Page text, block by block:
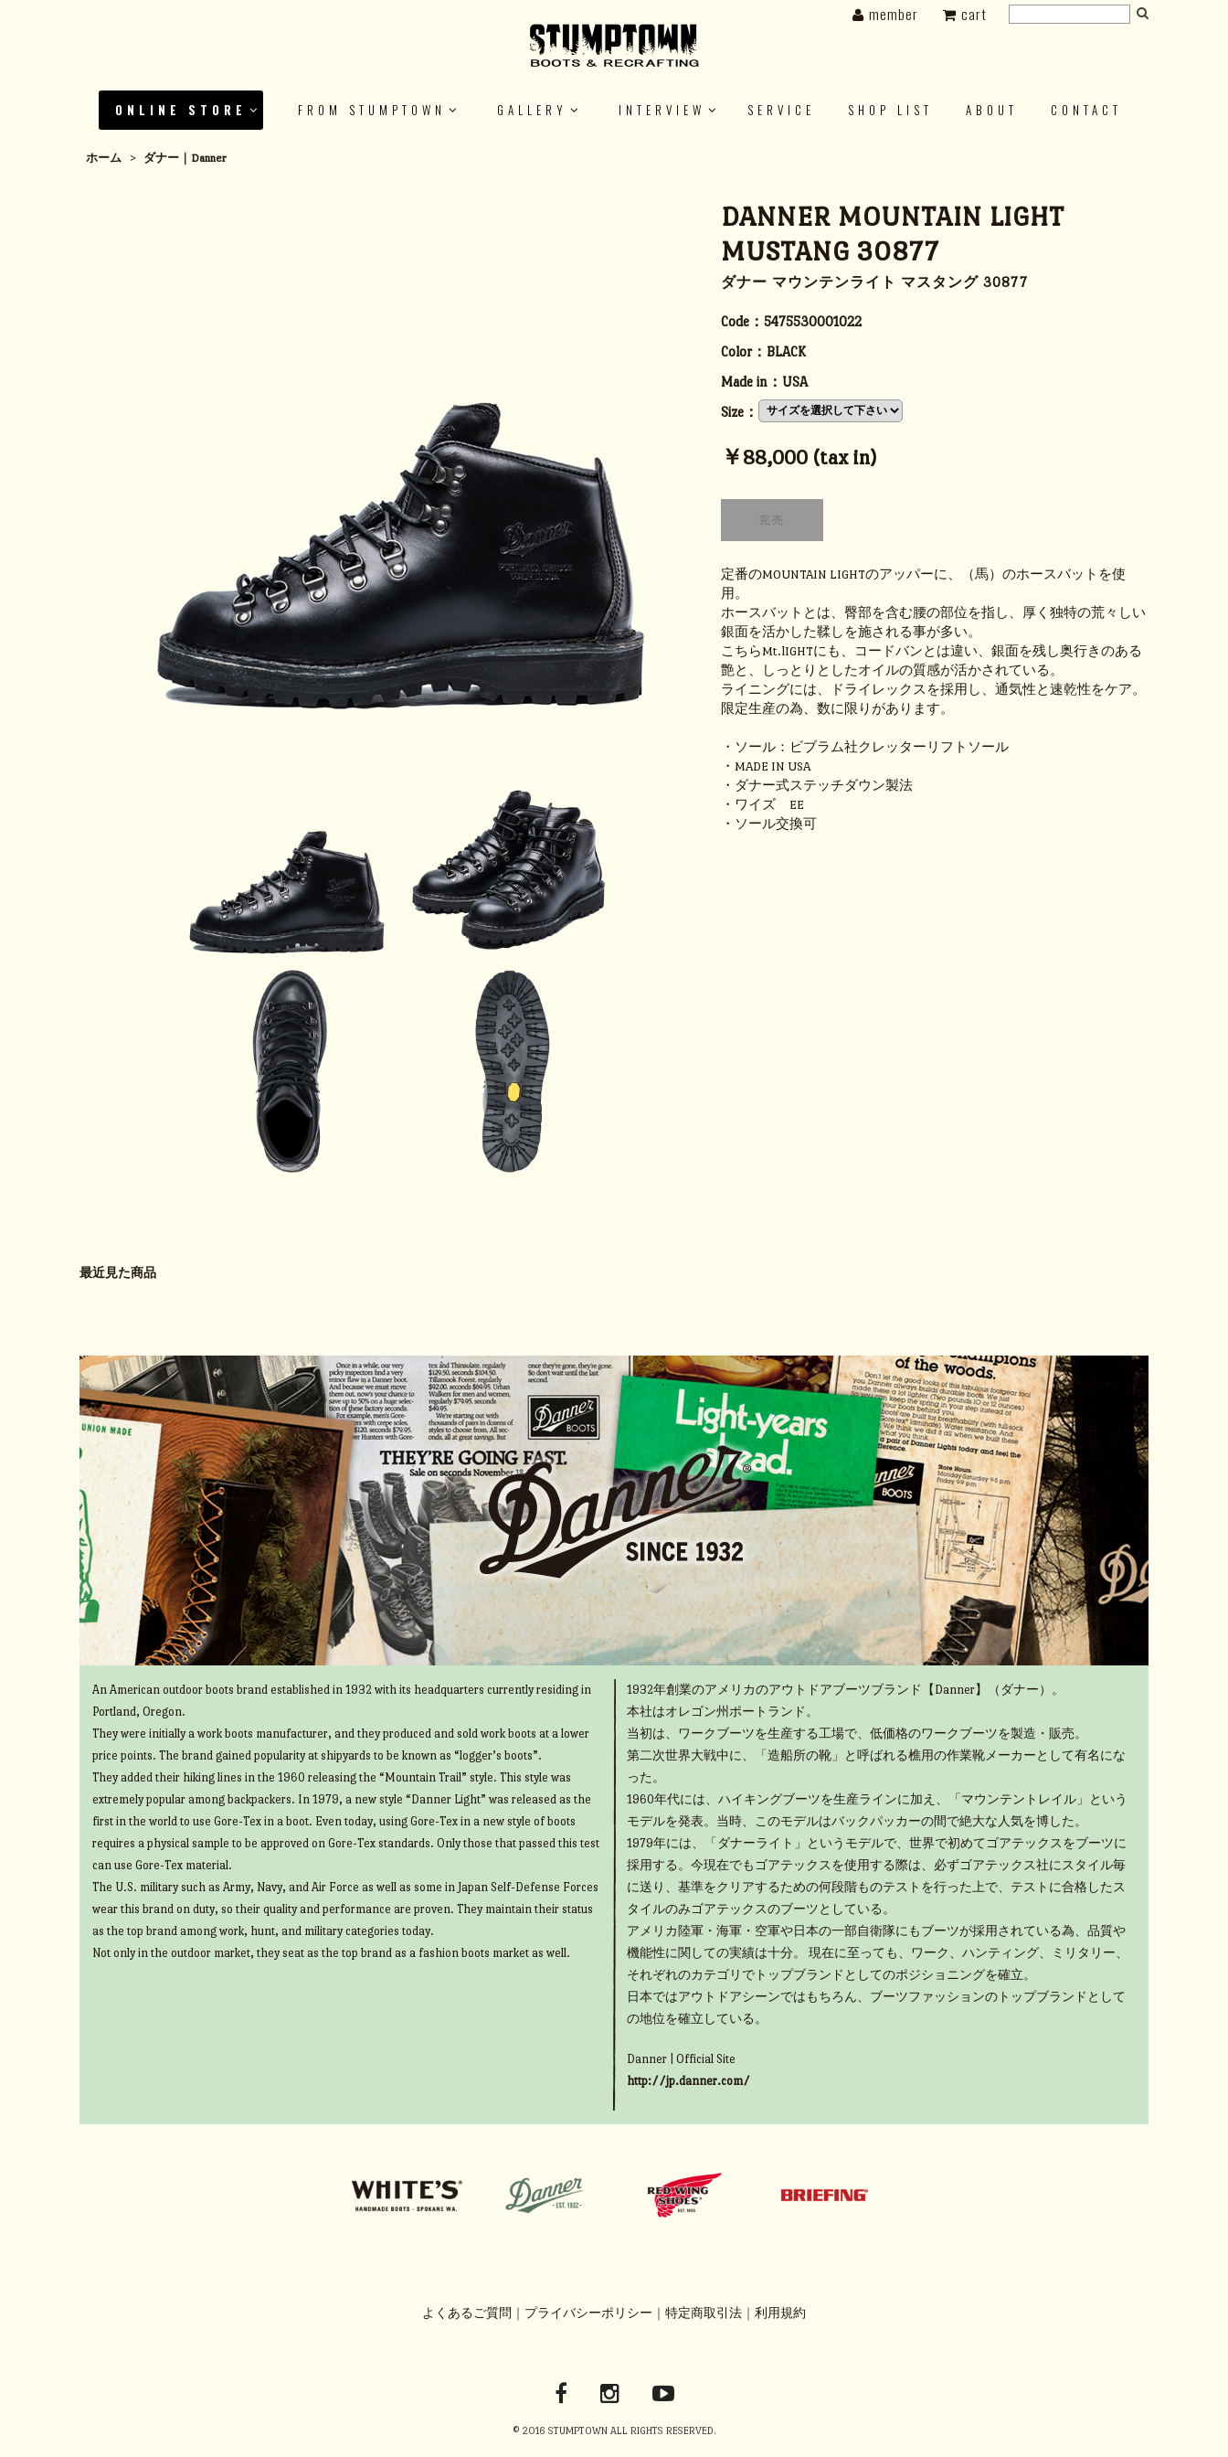
ONLINE STORE FROM STUMPTOWN GALLERY INTERVIEW SERVICE SHOP LIST ABOUT CONTACT
member cart
ホーム > ダナー｜Danner
DANNER MOUNTAIN LIGHT
MUSTANG 30877
ダナー マウンテンライト マスタング 30877
Code： 5475530001022
Color： BLACK
Made in： USA
Size：
￥88,000 (tax in)
定番のMOUNTAIN LIGHTのアッパーに、（馬）のホースバットを使
用。
ホースバットとは、臀部を含む腰の部位を指し、厚く独特の荒々しい
銀面を活かした鞣しを施される事が多い。
こちらMt.lIGHTにも、コードバンとは違い、銀面を残し奥行きのある
艶と、しっとりとしたオイルの質感が活かされている。
ライニングには、ドライレックスを採用し、通気性と速乾性をケア。
限定生産の為、数に限りがあります。
・ソール：ビブラム社クレッターリフトソール
・MADE IN USA
・ダナー式ステッチダウン製法
・ワイズ EE
・ソール交換可
最近見た商品
An American outdoor boots brand established in 1932 with its headquarters currently residing in
Portland, Oregon.
They were initially a work boots manufacturer, and they produced and sold work boots at a lower
price points. The brand gained popularity at shipyards to be known as “logger’s boots”.
They added their hiking lines in the 1960 releasing the “Mountain Trail” style. This style was
extremely popular among backpackers. In 1979, a new style “Danner Light” was released as the
first in the world to use Gore-Tex in a boot. Even today, using Gore-Tex in a new style of boots
requires a physical sample to be approved on Gore-Tex standards. Only those that passed this test
can use Gore-Tex material.
The U.S. military such as Army, Navy, and Air Force as well as some in Japan Self-Defense Forces
wear this brand on duty, so their quality and performance are proven. They maintain their status
as the top brand among work, hunt, and military categories today.
Not only in the outdoor market, they seat as the top brand as a fashion boots market as well.
1932年創業のアメリカのアウトドアブーツブランド【Danner】（ダナー）。
本社はオレゴン州ポートランド。
当初は、ワークブーツを生産する工場で、低価格のワークブーツを製造・販売。
第二次世界大戦中に、「造船所の靴」と呼ばれる樵用の作業靴メーカーとして有名にな
った。
1960年代には、ハイキングブーツを生産ラインに加え、「マウンテントレイル」という
モデルを発表。当時、このモデルはバックパッカーの間で絶大な人気を博した。
1979年には、「ダナーライト」というモデルで、世界で初めてゴアテックスをブーツに
採用する。今現在でもゴアテックスを使用する際は、必ずゴアテックス社にスタイル毎
に送り、基準をクリアするための何段階ものテストを行った上で、テストに合格したス
タイルのみゴアテックスのブーツとしている。
アメリカ陸軍・海軍・空軍や日本の一部自衛隊にもブーツが採用されている為、品質や
機能性に関しての実績は十分。 現在に至っても、ワーク、ハンティング、ミリタリー、
それぞれのカテゴリでトップブランドとしてのポジショニングを確立。
日本ではアウトドアシーンではもちろん、ブーツファッションのトップブランドとして
の地位を確立している。
Danner | Official Site
http://jp.danner.com/
よくあるご質問 プライバシーポリシー 特定商取引法 利用規約
© 2016 STUMPTOWN ALL RIGHTS RESERVED.